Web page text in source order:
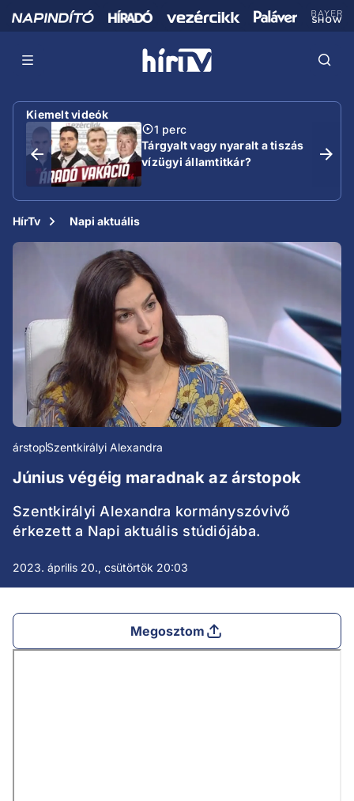
Kiemelt videók
1 perc
Tárgyalt vagy nyaralt a tiszás
vízügyi államtitkár?
HírTv Napi aktuális
árstopSzentkirályi Alexandra
Június végéig maradnak az árstopok
Szentkirályi Alexandra kormányszóvivő
érkezett a Napi aktuális stúdiójába.
2023. április 20., csütörtök 20:03
Megosztom